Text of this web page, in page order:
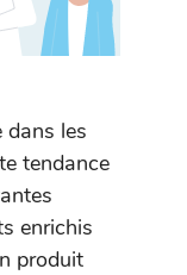
dans les
tendance
enrichis
produit